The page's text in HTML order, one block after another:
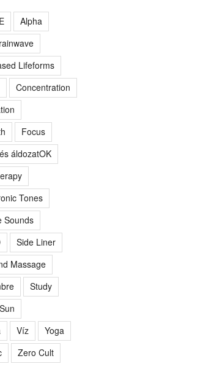
Alpha
Lifeforms
Concentration
Focus
áldozatOK
Tones
Sounds
Side Liner
Massage
Study
Sun
Víz
Yoga
Zero Cult